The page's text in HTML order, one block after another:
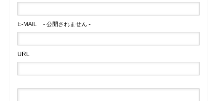
E-MAIL - 公開されません -
URL